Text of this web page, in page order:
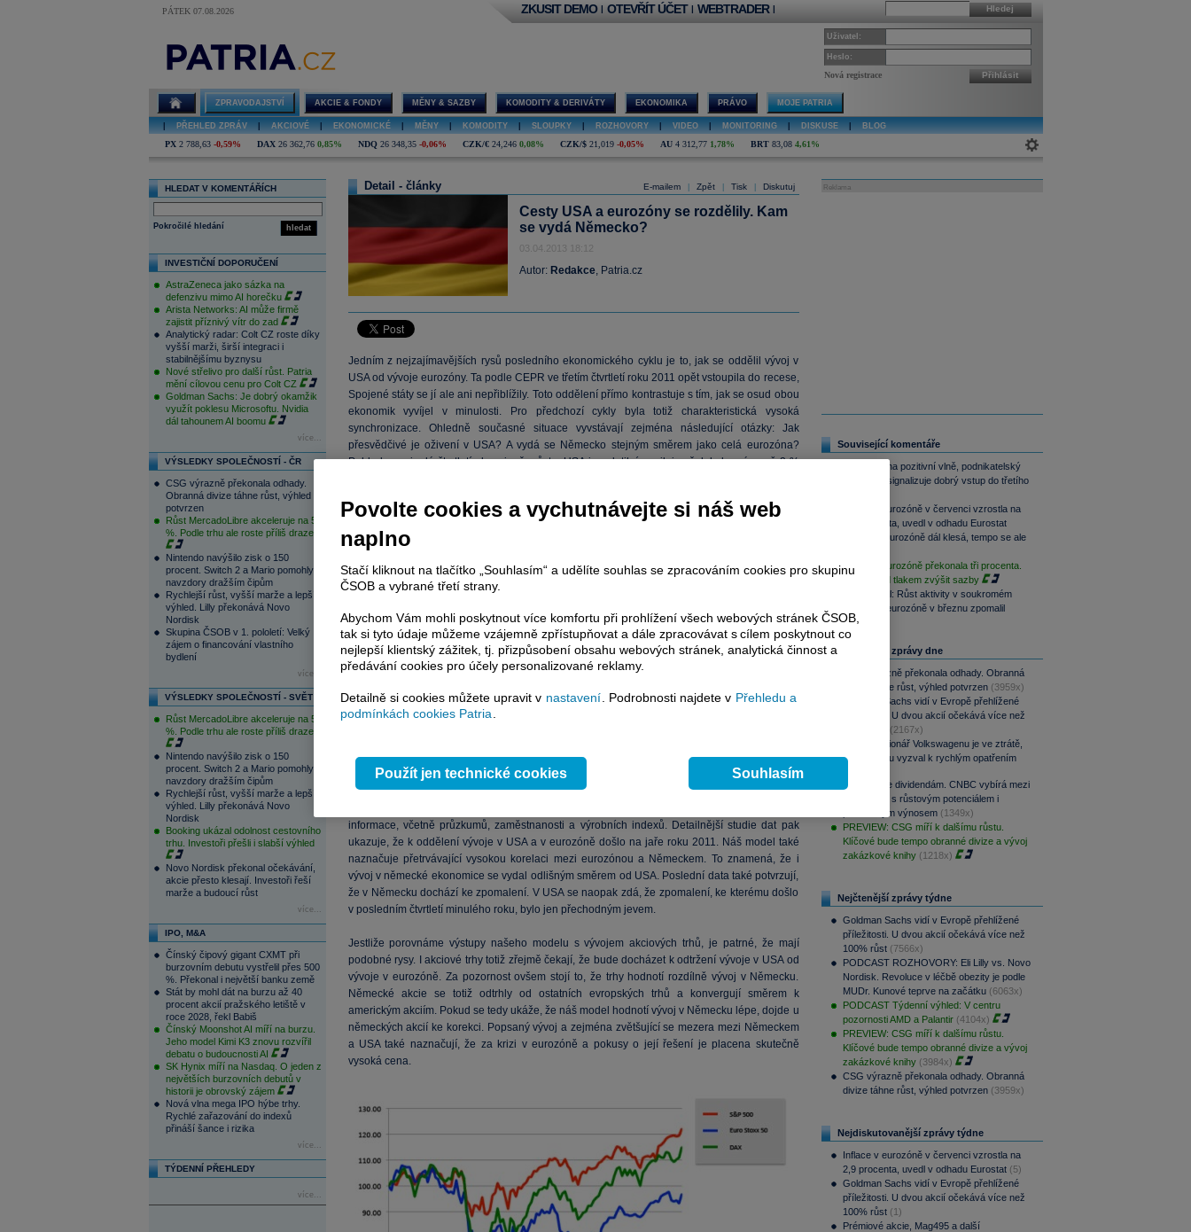
PÁTEK 07.08.2026 Hledej
ZKUSIT DEMO | OTEVŘÍT ÚČET | WEBTRADER |
Uživatel:
Heslo:
Nová registrace Přihlásit
ZPRAVODAJSTVÍ AKCIE & FONDY MĚNY & SAZBY KOMODITY & DERIVÁTY EKONOMIKA PRÁVO MOJE PATRIA
PŘEHLED ZPRÁV AKCIOVÉ EKONOMICKÉ MĚNY KOMODITY SLOUPKY ROZHOVORY VIDEO MONITORING DISKUSE BLOG
PX 2 788,63 -0,59% DAX 26 362,76 0,85% NDQ 26 348,35 -0,06% CZK/€ 24,246 0,08% CZK/$ 21,019 -0,05% AU 4 312,77 1,78% BRT 83,08 4,61%
HLEDAT V KOMENTÁŘÍCH
hledat
Pokročilé hledání
INVESTIČNÍ DOPORUČENÍ
AstraZeneca jako sázka na
defenzivu mimo AI horečku
Arista Networks: AI může firmě
zajistit příznivý vítr do zad
Analytický radar: Colt CZ roste díky
vyšší marži, širší integraci i
stabilnějšímu byznysu
Nové střelivo pro další růst. Patria
mění cílovou cenu pro Colt CZ
Goldman Sachs: Je dobrý okamžik
využít poklesu Microsoftu. Nvidia
dál tahounem AI boomu
více...
VÝSLEDKY SPOLEČNOSTÍ - ČR
CSG výrazně překonala odhady.
Obranná divize táhne růst, výhled
potvrzen
Růst MercadoLibre akceleruje na 50
%. Podle trhu ale roste příliš draze
Nintendo navýšilo zisk o 150
procent. Switch 2 a Mario pomohly
navzdory dražším čipům
Rychlejší růst, vyšší marže a lepší
výhled. Lilly překonává Novo
Nordisk
Skupina ČSOB v 1. pololetí: Velký
zájem o financování vlastního
bydlení
více...
VÝSLEDKY SPOLEČNOSTÍ - SVĚT
Růst MercadoLibre akceleruje na 50
%. Podle trhu ale roste příliš draze
Nintendo navýšilo zisk o 150
procent. Switch 2 a Mario pomohly
navzdory dražším čipům
Rychlejší růst, vyšší marže a lepší
výhled. Lilly překonává Novo
Nordisk
Booking ukázal odolnost cestovního
trhu. Investoři přešli i slabší výhled
Novo Nordisk překonal očekávání,
akcie přesto klesají. Investoři řeší
marže a budoucí růst
více...
IPO, M&A
Čínský čipový gigant CXMT při
burzovním debutu vystřelil přes 500
%. Překonal i největší banku země
Stát by mohl dát na burzu až 40
procent akcií pražského letiště v
roce 2028, řekl Babiš
Čínský Moonshot AI míří na burzu.
Jeho model Kimi K3 znovu rozvířil
debatu o budoucnosti AI
SK Hynix míří na Nasdaq. O jeden z
největších burzovních debutů v
historii je obrovský zájem
Nová vlna mega IPO hýbe trhy.
Rychlé zařazování do indexů
přináší šance i rizika
více...
TÝDENNÍ PŘEHLEDY
více...
E-mailem Zpět Tisk Diskutuj
Detail - články
Cesty USA a eurozóny se rozdělily. Kam
se vydá Německo?
03.04.2013 18:12
Autor: Redakce, Patria.cz
Jedním z nejzajímavějších rysů posledního ekonomického cyklu je to, jak se oddělil vývoj v
USA od vývoje eurozóny. Ta podle CEPR ve třetím čtvrtletí roku 2011 opět vstoupila do recese,
Spojené státy se jí ale ani nepřiblížily. Toto oddělení přímo kontrastuje s tím, jak se osud obou
ekonomik vyvíjel v minulosti. Pro předchozí cykly byla totiž charakteristická vysoká
synchronizace. Ohledně současné situace vyvstávají zejména následující otázky: Jak
přesvědčivé je oživení v USA? A vydá se Německo stejným směrem jako celá eurozóna?
Pohled na minulá čtvrtletí ukazuje, že růst v USA je volatilní, osciluje však kolem úrovně 2 %
informace, včetně průzkumů, zaměstnanosti a výrobních indexů. Detailnější studie dat pak
ukazuje, že k oddělení vývoje v USA a v eurozóně došlo na jaře roku 2011. Náš model také
naznačuje přetrvávající vysokou korelaci mezi eurozónou a Německem. To znamená, že i
vývoj v německé ekonomice se vydal odlišným směrem od USA. Poslední data také potvrzují,
že v Německu dochází ke zpomalení. V USA se naopak zdá, že zpomalení, ke kterému došlo
v posledním čtvrtletí minulého roku, bylo jen přechodným jevem.
Jestliže porovnáme výstupy našeho modelu s vývojem akciových trhů, je patrné, že mají
podobné rysy. I akciové trhy totiž zřejmě čekají, že bude docházet k odtržení vývoje v USA od
vývoje v eurozóně. Za pozornost ovšem stojí to, že trhy hodnotí rozdílně vývoj v Německu.
Německé akcie se totiž odtrhly od ostatních evropských trhů a konvergují směrem k
americkým akciím. Pokud se tedy ukáže, že náš model hodnotí vývoj v Německu lépe, dojde u
německých akcií ke korekci. Popsaný vývoj a zejména zvětšující se mezera mezi Německem
a USA také naznačují, že za krizi v eurozóně a pokusy o její řešení je placena skutečně
vysoká cena.
Reklama
Související komentáře
Eurozóna na pozitivní vlně, podnikatelský
sentiment signalizuje dobrý vstup do třetího
Inflace v eurozóně v červenci vzrostla na
2,9 procenta, uvedl v odhadu Eurostat
Aktivita v eurozóně dál klesá, tempo se ale
Inflace v eurozóně překonala tři procenta.
ECB je pod tlakem zvýšit sazby
S&P Global: Růst aktivity v soukromém
sektoru v eurozóně v březnu zpomalil
Nejčtenější zprávy dne
CSG výrazně překonala odhady. Obranná
divize táhne růst, výhled potvrzen (3959x)
Goldman Sachs vidí v Evropě přehlížené
příležitosti. U dvou akcií očekává více než
(2167x)
Hlavní akcionář Volkswagenu je ve ztrátě,
automobilku vyzval k rychlým opatřením
Srpen přeje dividendám. CNBC vybírá mezi
aristokraty s růstovým potenciálem i
pravidelným výnosem (1349x)
PREVIEW: CSG míří k dalšímu růstu.
Klíčové bude tempo obranné divize a vývoj
zakázkové knihy (1218x)
Nejčtenější zprávy týdne
Goldman Sachs vidí v Evropě přehlížené
příležitosti. U dvou akcií očekává více než
100% růst (7566x)
PODCAST ROZHOVORY: Eli Lilly vs. Novo
Nordisk. Revoluce v léčbě obezity je podle
MUDr. Kunové teprve na začátku (6063x)
PODCAST Týdenní výhled: V centru
pozornosti AMD a Palantir (4104x)
PREVIEW: CSG míří k dalšímu růstu.
Klíčové bude tempo obranné divize a vývoj
zakázkové knihy (3984x)
CSG výrazně překonala odhady. Obranná
divize táhne růst, výhled potvrzen (3959x)
Nejdiskutovanější zprávy týdne
Inflace v eurozóně v červenci vzrostla na
2,9 procenta, uvedl v odhadu Eurostat (5)
Goldman Sachs vidí v Evropě přehlížené
příležitosti. U dvou akcií očekává více než
100% růst (1)
Prémiové akcie, Mag495 a další
Povolte cookies a vychutnávejte si náš web
naplno
Stačí kliknout na tlačítko „Souhlasím“ a udělíte souhlas se zpracováním cookies pro skupinu
ČSOB a vybrané třetí strany.
Abychom Vám mohli poskytnout více komfortu při prohlížení všech webových stránek ČSOB,
tak si tyto údaje můžeme vzájemně zpřístupňovat a dále zpracovávat s cílem poskytnout co
nejlepší klientský zážitek, tj. přizpůsobení obsahu webových stránek, analytická činnost a
předávání cookies pro účely personalizované reklamy.
Detailně si cookies můžete upravit v nastavení . Podrobnosti najdete v Přehledu a
podmínkách cookies Patria
Použít jen technické cookies Souhlasím